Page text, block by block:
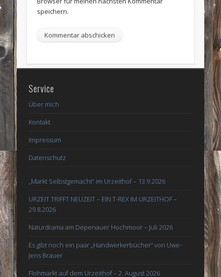
speichern.
Service
Über mich
Kontakt
Impressum
Datenschutz
„Markt Selbstgemacht“ im Urzeithof – 13.9.2026
URZEIT TRIFFT NEUZEIT – EIN T-REX IM URZEITHOF –
29.8.2026
Naturdrama am Depenauer Hochmoor – Juli 2026
Es gibt noch ein paar „Handwerkerbücher“ von Uwe-
Jens Brauer
Flohmarkt auf dem Urzeithof – 2. August 2026